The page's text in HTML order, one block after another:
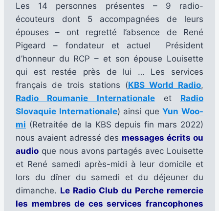
Les 14 personnes présentes – 9 radio-
écouteurs dont 5 accompagnées de leurs
épouses – ont regretté l’absence de René
Pigeard – fondateur et actuel Président
d’honneur du RCP – et son épouse Louisette
qui est restée près de lui … Les services
français de trois stations (KBS World Radio,
Radio Roumanie Internationaleet Radio
Slovaquie Internationale) ainsi queYun Woo-
mi (Retraitée de la KBS depuis fin mars 2022)
nous avaient adressé des messages écrits ou
audio que nous avons partagés avec Louisette
et René samedi après-midi à leur domicile et
lors du dîner du samedi et du déjeuner du
dimanche. Le Radio Club du Perche remercie
les membres de ces services francophones